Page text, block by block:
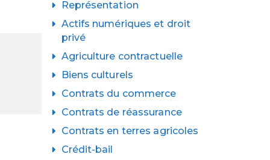
Représentation
Actifs numériques et droit
privé
Agriculture contractuelle
Biens culturels
Contrats du commerce
Contrats de réassurance
Contrats en terres agricoles
Crédit-bail